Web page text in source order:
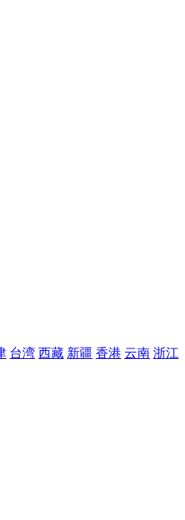
台湾 西藏 新疆 香港 云南 浙江